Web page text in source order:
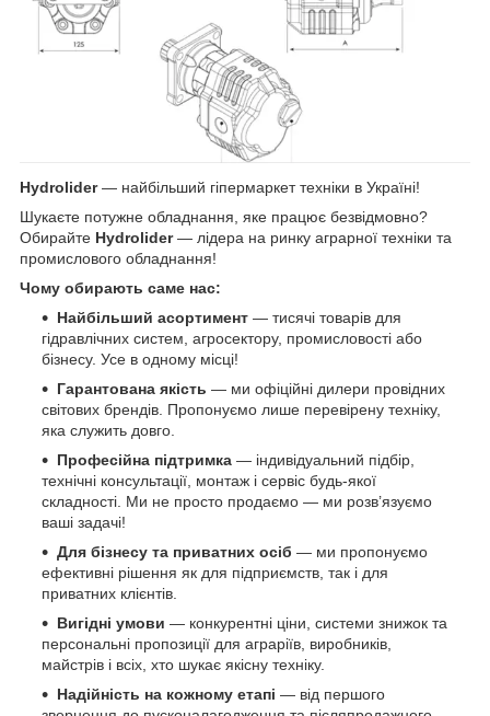
Hydrolider— найбільший гіпермаркет техніки в Україні!
Шукаєте потужне обладнання, яке працює безвідмовно?
Обирайте Hydrolider— лідера на ринку аграрної техніки та
промислового обладнання!
Чому обирають саме нас:
Найбільший асортимент — тисячі товарів для
гідравлічних систем, агросектору, промисловості або
бізнесу. Усе в одному місці!
Гарантована якість — ми офіційні дилери провідних
світових брендів. Пропонуємо лише перевірену техніку,
яка служить довго.
Професійна підтримка — індивідуальний підбір,
технічні консультації, монтаж і сервіс будь-якої
складності. Ми не просто продаємо — ми розв’язуємо
ваші задачі!
Для бізнесу та приватних осіб — ми пропонуємо
ефективні рішення як для підприємств, так і для
приватних клієнтів.
Вигідні умови — конкурентні ціни, системи знижок та
персональні пропозиції для аграріїв, виробників,
майстрів і всіх, хто шукає якісну техніку.
Надійність на кожному етапі — від першого